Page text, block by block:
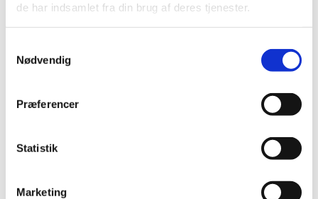
de har indsamlet fra din brug af deres tjenester.
Nødvendig
Præferencer
Statistik
Marketing
april (12)
januar (19)
2022 (197)
2020 (263)